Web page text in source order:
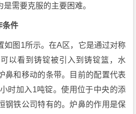
需要克服的主要困难。
条件
如图1所示。在A区，它是通过对称
以看到铸锭被引入到铸锭篮，水
鼻和移动的条带。目前的配置代表
时加入1吨锭。使用位于中央的添
钢铁公司特有的。炉鼻的作用是保